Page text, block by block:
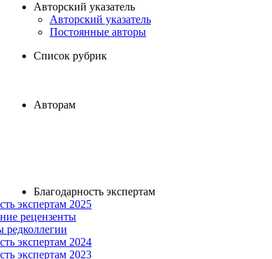
Авторский указатель
Авторский указатель
Постоянные авторы
Список рубрик
Авторам
Благодарность экспертам
экспертам 2025
рецензенты
редколлегии
экспертам 2024
экспертам 2023